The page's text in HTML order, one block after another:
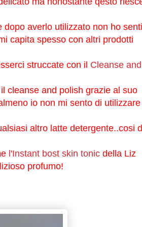
averlo utilizzato non ho
capita spesso con altri prodotti
struccate con il Cleanse and
cleanse and polish grazie al suo
io non mi sento di utilizzare
altro latte detergente..cosi
l'Instant bost skin tonic della Liz
profumo!